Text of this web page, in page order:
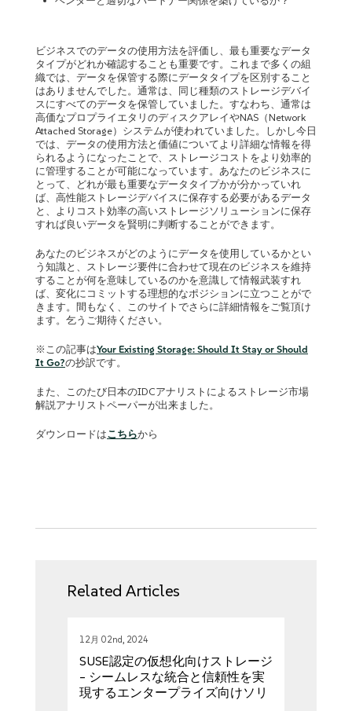
ビジネスでのデータの使用方法を評価し、最も重要なデータ
タイプがどれか確認することも重要です。これまで多くの組
織では、データを保管する際にデータタイプを区別すること
はありませんでした。通常は、同じ種類のストレージデバイ
スにすべてのデータを保管していました。すなわち、通常は
高価なプロプライエタリのディスクアレイやNAS（Network
Attached Storage）システムが使われていました。しかし今日
では、データの使用方法と価値についてより詳細な情報を得
られるようになったことで、ストレージコストをより効率的
に管理することが可能になっています。あなたのビジネスに
とって、どれが最も重要なデータタイプかが分かっていれ
ば、高性能ストレージデバイスに保存する必要があるデータ
と、よりコスト効率の高いストレージソリューションに保存
すれば良いデータを賢明に判断することができます。
あなたのビジネスがどのようにデータを使用しているかとい
う知識と、ストレージ要件に合わせて現在のビジネスを維持
することが何を意味しているのかを意識して情報武装すれ
ば、変化にコミットする理想的なポジションに立つことがで
きます。間もなく、このサイトでさらに詳細情報をご覧頂け
ます。乞うご期待ください。
※この記事はYour Existing Storage: Should It Stay or Should
It Go?の抄訳です。
また、このたび日本のIDCアナリストによるストレージ市場
解説アナリストペーパーが出来ました。
ダウンロードはこちらから
Related Articles
12月 02nd, 2024
SUSE認定の仮想化向けストレージ
– シームレスな統合と信頼性を実
現するエンタープライズ向けソリ